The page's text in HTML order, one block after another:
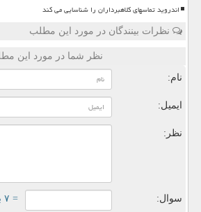
اندروید تماسهای کلاهبرداران را شناسایی می کند
نظرات بینندگان در مورد این مطلب
نظر شما در مورد این
نام:
ایمیل:
نظر:
سوال: = ۷ بعلاوه ۵